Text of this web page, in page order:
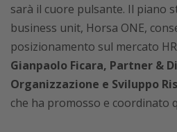
sarà il cuore pulsante. Il piano
business unit, Horsa ONE,
posizionamento sul mercato
Gianpaolo Ficara, Partner &
Organizzazione e Sviluppo
che ha promosso e coordinato